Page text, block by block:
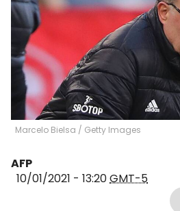
Marcelo Bielsa / Getty Images
AFP
10/01/2021 - 13:20GMT-5